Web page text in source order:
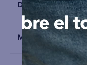
Detalles
Materiales y Cuidado